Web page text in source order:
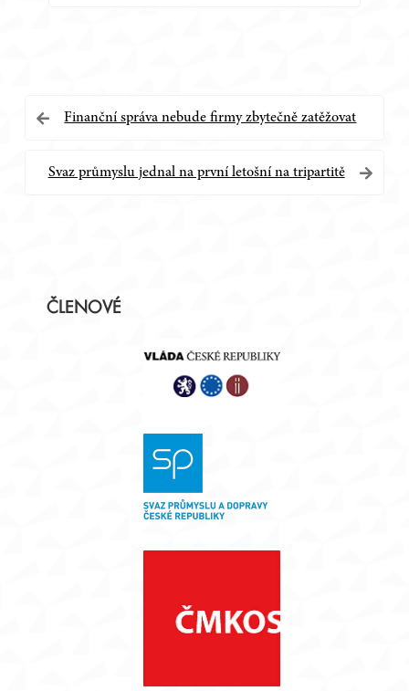
Navigace
Finanční správa nebude firmy zbytečně zatěžovat
Svaz průmyslu jednal na první letošní na tripartitě
ČLENOVÉ